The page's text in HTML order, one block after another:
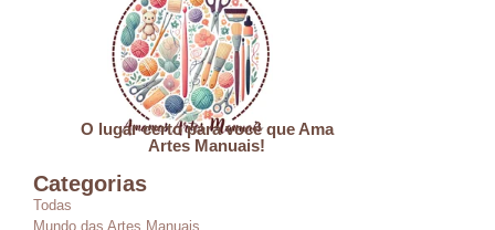
O lugar certo para você que Ama
Artes Manuais!
Categorias
Todas
Mundo das Artes Manuais